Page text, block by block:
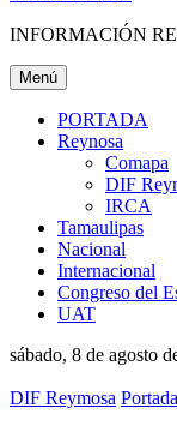
INFORMACIÓN
Menú
PORTADA
Reynosa
Comapa
DIF
IRCA
Tamaulipas
Nacional
Internacional
Congreso del
UAT
sábado, 8 de agosto
DIF Reymosa Portada